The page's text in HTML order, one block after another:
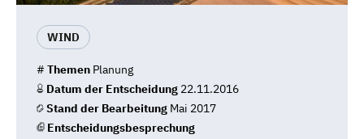
WIND
# Themen Planung
Datum der Entscheidung 22.11.2016
Stand der Bearbeitung Mai 2017
Entscheidungsbesprechung